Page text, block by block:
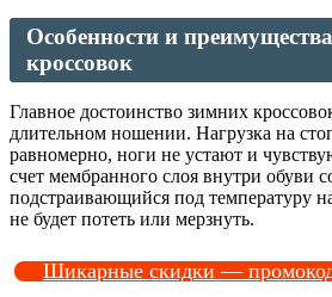
Особенности и
кроссовок
Главное достоинство зимних
длительном ношении. Нагрузка на
равномерно, ноги не устают и
счет мембранного слоя внутри обуви
подстраивающийся под температуру
не будет потеть или мерзнуть.
Шикарные скидки —